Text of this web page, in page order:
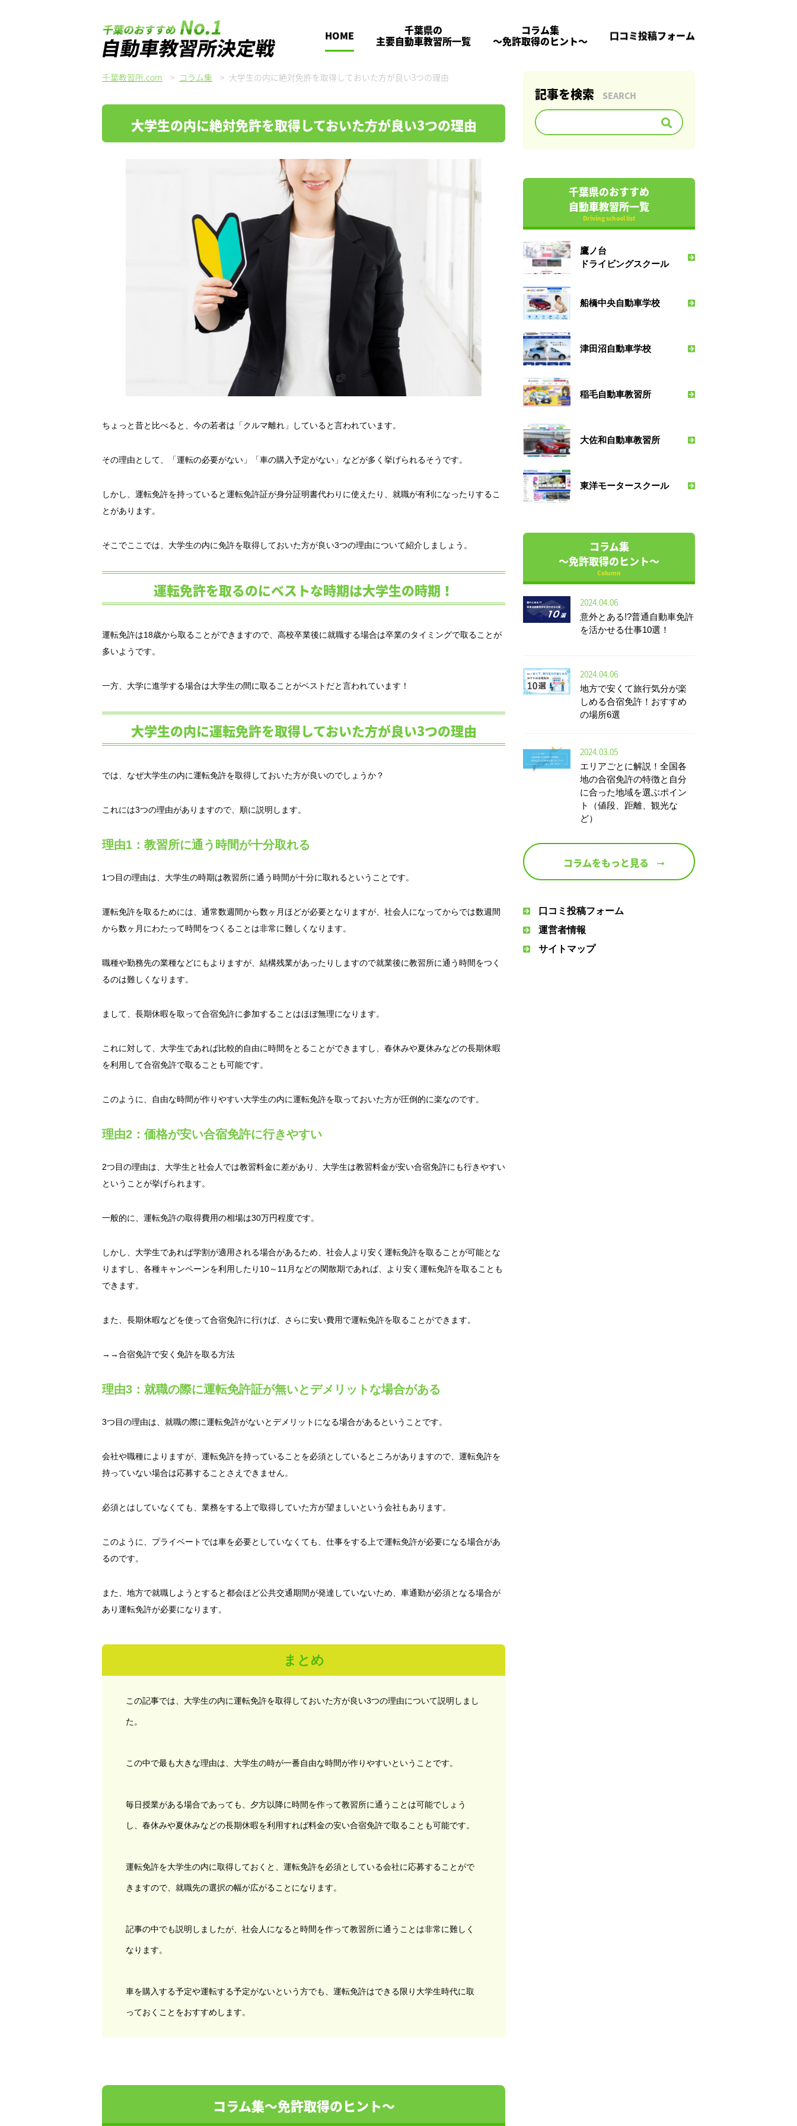
HOME 千葉県の
主要自動車教習所一覧
コラム集
～免許取得のヒント～ 口コミ投稿フォーム
千葉教習所.com > コラム集 > 大学生の内に絶対免許を取得しておいた方が良い3つの理由
大学生の内に絶対免許を取得しておいた方が良い3つの理由
ちょっと昔と比べると、今の若者は「クルマ離れ」していると言われています。
その理由として、「運転の必要がない」「車の購入予定がない」などが多く挙げられるそうです。
しかし、運転免許を持っていると運転免許証が身分証明書代わりに使えたり、就職が有利になったりするこ
とがあります。
そこでここでは、大学生の内に免許を取得しておいた方が良い3つの理由について紹介しましょう。
運転免許を取るのにベストな時期は大学生の時期！
運転免許は18歳から取ることができますので、高校卒業後に就職する場合は卒業のタイミングで取ることが
多いようです。
一方、大学に進学する場合は大学生の間に取ることがベストだと言われています！
大学生の内に運転免許を取得しておいた方が良い3つの理由
では、なぜ大学生の内に運転免許を取得しておいた方が良いのでしょうか？
これには3つの理由がありますので、順に説明します。
理由1：教習所に通う時間が十分取れる
1つ目の理由は、大学生の時期は教習所に通う時間が十分に取れるということです。
運転免許を取るためには、通常数週間から数ヶ月ほどが必要となりますが、社会人になってからでは数週間
から数ヶ月にわたって時間をつくることは非常に難しくなります。
職種や勤務先の業種などにもよりますが、結構残業があったりしますので就業後に教習所に通う時間をつく
るのは難しくなります。
まして、長期休暇を取って合宿免許に参加することはほぼ無理になります。
これに対して、大学生であれば比較的自由に時間をとることができますし、春休みや夏休みなどの長期休暇
を利用して合宿免許で取ることも可能です。
このように、自由な時間が作りやすい大学生の内に運転免許を取っておいた方が圧倒的に楽なのです。
理由2：価格が安い合宿免許に行きやすい
2つ目の理由は、大学生と社会人では教習料金に差があり、大学生は教習料金が安い合宿免許にも行きやすい
ということが挙げられます。
一般的に、運転免許の取得費用の相場は30万円程度です。
しかし、大学生であれば学割が適用される場合があるため、社会人より安く運転免許を取ることが可能とな
りますし、各種キャンペーンを利用したり10～11月などの閑散期であれば、より安く運転免許を取ることも
できます。
また、長期休暇などを使って合宿免許に行けば、さらに安い費用で運転免許を取ることができます。
→→合宿免許で安く免許を取る方法
理由3：就職の際に運転免許証が無いとデメリットな場合がある
3つ目の理由は、就職の際に運転免許がないとデメリットになる場合があるということです。
会社や職種によりますが、運転免許を持っていることを必須としているところがありますので、運転免許を
持っていない場合は応募することさえできません。
必須とはしていなくても、業務をする上で取得していた方が望ましいという会社もあります。
このように、プライベートでは車を必要としていなくても、仕事をする上で運転免許が必要になる場合があ
るのです。
また、地方で就職しようとすると都会ほど公共交通期間が発達していないため、車通勤が必須となる場合が
あり運転免許が必要になります。
まとめ
この記事では、大学生の内に運転免許を取得しておいた方が良い3つの理由について説明しまし
た。
この中で最も大きな理由は、大学生の時が一番自由な時間が作りやすいということです。
毎日授業がある場合であっても、夕方以降に時間を作って教習所に通うことは可能でしょう
し、春休みや夏休みなどの長期休暇を利用すれば料金の安い合宿免許で取ることも可能です。
運転免許を大学生の内に取得しておくと、運転免許を必須としている会社に応募することがで
きますので、就職先の選択の幅が広がることになります。
記事の中でも説明しましたが、社会人になると時間を作って教習所に通うことは非常に難しく
なります。
車を購入する予定や運転する予定がないという方でも、運転免許はできる限り大学生時代に取
っておくことをおすすめします。
コラム集～免許取得のヒント～
記事を検索 SEARCH
千葉県のおすすめ
自動車教習所一覧
Driving school list
鷹ノ台
ドライビングスクール
船橋中央自動車学校
津田沼自動車学校
稲毛自動車教習所
大佐和自動車教習所
東洋モータースクール
コラム集
～免許取得のヒント～
Column
2024.04.06
意外とある!?普通自動車免許
を活かせる仕事10選！
2024.04.06
地方で安くて旅行気分が楽
しめる合宿免許！おすすめ
の場所6選
2024.03.05
エリアごとに解説！全国各
地の合宿免許の特徴と自分
に合った地域を選ぶポイン
ト（値段、距離、観光な
ど）
コラムをもっと見る
口コミ投稿フォーム
運営者情報
サイトマップ